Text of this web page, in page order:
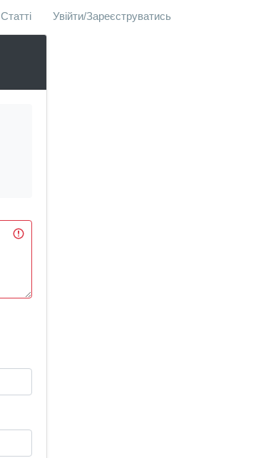
Статті Увійти/Зареєструватись